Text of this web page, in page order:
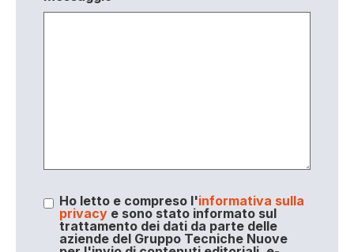
Ho letto e compreso l'informativa sulla
privacye sono stato informato sul
trattamento dei dati da parte delle
aziende del Gruppo Tecniche Nuove